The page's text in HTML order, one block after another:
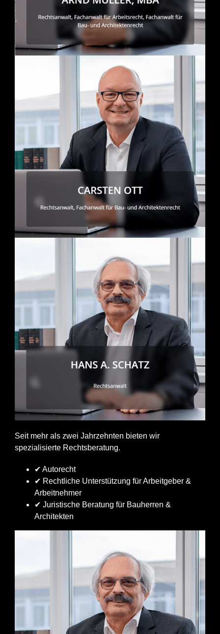
Seit mehr als zwei Jahrzehnten bieten wir
spezialisierte Rechtsberatung.
✔ Autorecht
✔ Rechtliche Unterstützung für Arbeitgeber &
Arbeitnehmer
✔ Juristische Beratung für Bauherren &
Architekten